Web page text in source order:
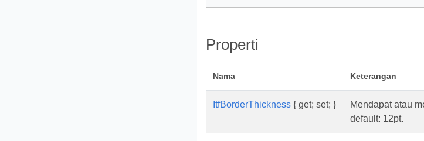
Properti
Nama Keterangan
ItfBorderThickness { get; set; }
Mendapat atau
default: 12pt.